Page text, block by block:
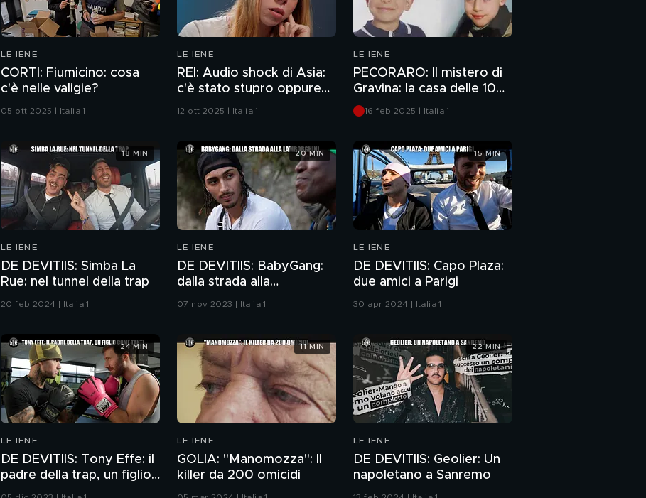
LE IENE
CORTI: Fiumicino: cosa
c'è nelle valigie?
05 ott 2025 | Italia 1
LE IENE
REI: Audio shock di Asia:
c'è stato stupro oppure
12 ott 2025 | Italia 1
LE IENE
PECORARO: Il mistero di
Gravina: la casa delle 100
stanze
16 feb 2025 | Italia 1
LE IENE
DE DEVITIIS: Simba La
Rue: nel tunnel della trap
20 feb 2024 | Italia 1
18 MIN
LE IENE
DE DEVITIIS: BabyGang:
dalla strada alla
Lamborghini
07 nov 2023 | Italia 1
20 MIN
LE IENE
DE DEVITIIS: Capo Plaza:
due amici a Parigi
30 apr 2024 | Italia 1
15 MIN
LE IENE
DE DEVITIIS: Tony Effe: il
padre della trap, un figlio
come tanti
24 MIN
LE IENE
GOLIA: "Manomozza": Il
killer da 200 omicidi
11 MIN
LE IENE
DE DEVITIIS: Geolier: Un
napoletano a Sanremo
22 MIN